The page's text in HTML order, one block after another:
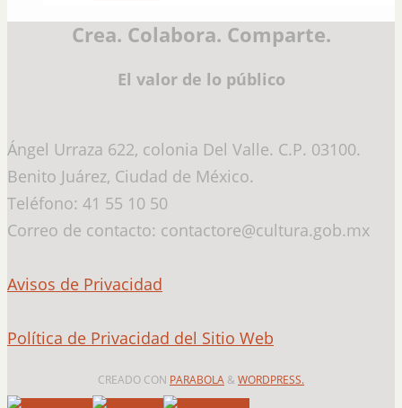
Crea. Colabora. Comparte.
El valor de lo público
Ángel Urraza 622, colonia Del Valle. C.P. 03100.
Benito Juárez, Ciudad de México.
Teléfono: 41 55 10 50
Correo de contacto: contactore@cultura.gob.mx
Avisos de Privacidad
Política de Privacidad del Sitio Web
CREADO CON PARABOLA & WORDPRESS.